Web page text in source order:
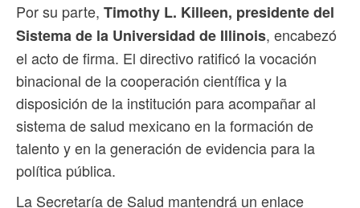
Por su parte, Timothy L. Killeen, presidente del
Sistema de la Universidad de Illinois, encabezó
el acto de firma. El directivo ratificó la vocación
binacional de la cooperación científica y la
disposición de la institución para acompañar al
sistema de salud mexicano en la formación de
talento y en la generación de evidencia para la
política pública.
La Secretaría de Salud mantendrá un enlace